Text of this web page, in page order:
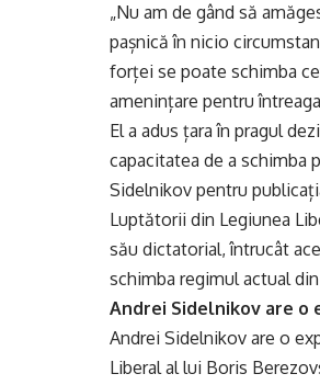
„Nu am de gând să
pașnică în nicio
forței se poate schimba
amenințare pentru
El a adus țara în pragul
capacitatea de a schimba
Sidelnikov pentru
Luptătorii din Legiunea
său dictatorial, întrucât
schimba regimul actual din
Andrei Sidelnikov are o
Andrei Sidelnikov are o
Liberal al lui Boris